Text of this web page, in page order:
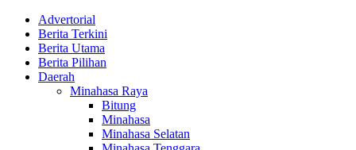
Advertorial
Berita Terkini
Berita Utama
Berita Pilihan
Daerah
Minahasa Raya
Bitung
Minahasa
Minahasa Selatan